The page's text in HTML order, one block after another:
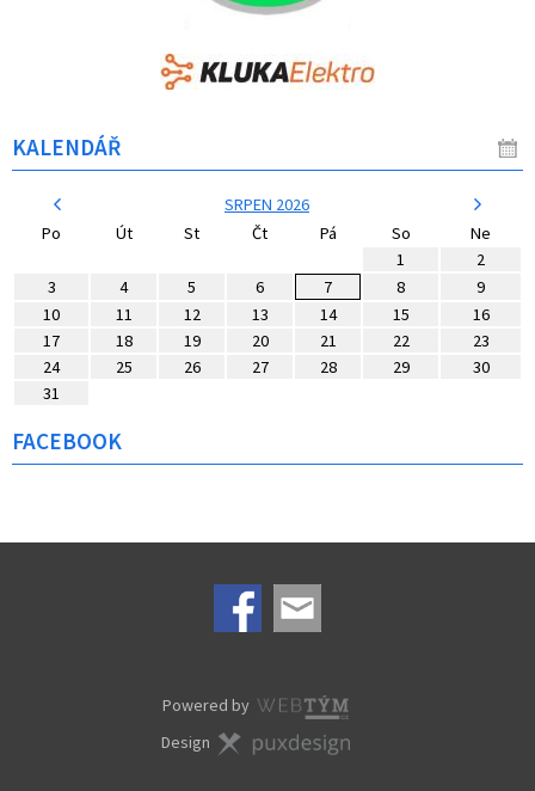
KALENDÁŘ
SRPEN 2026
Po
Út St Čt Pá So
Ne
1
2
3
4 5 6 7 8
9
10
11 12 13 14 15
16
17
18 19 20 21 22
23
24
25 26 27 28 29
30
31
FACEBOOK
Powered by
Design